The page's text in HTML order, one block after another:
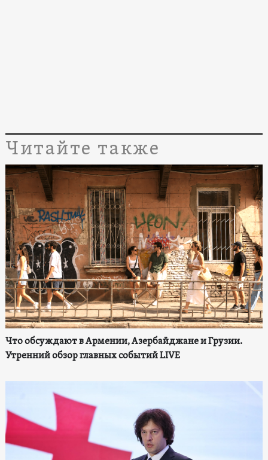
Читайте также
Что обсуждают в Армении, Азербайджане и Грузии.
Утренний обзор главных событий LIVE